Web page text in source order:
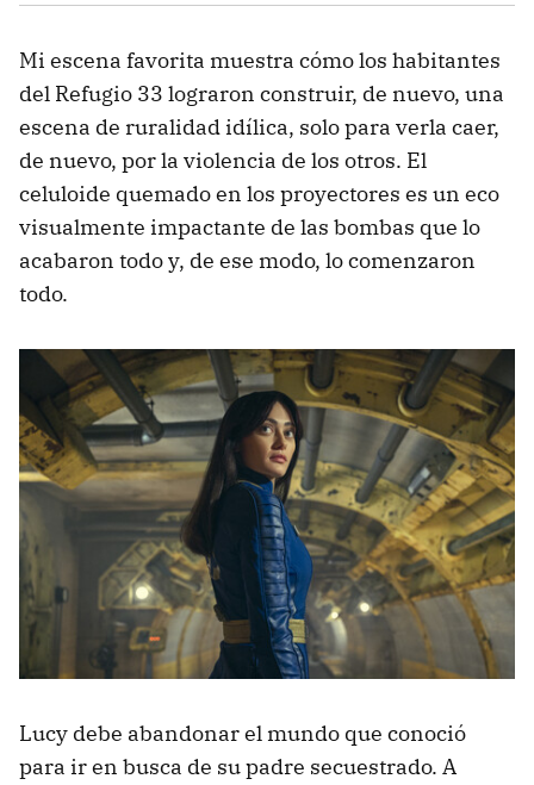
Mi escena favorita muestra cómo los habitantes
del Refugio 33 lograron construir, de nuevo, una
escena de ruralidad idílica, solo para verla caer,
de nuevo, por la violencia de los otros. El
celuloide quemado en los proyectores es un eco
visualmente impactante de las bombas que lo
acabaron todo y, de ese modo, lo comenzaron
todo.
Lucy debe abandonar el mundo que conoció
para ir en busca de su padre secuestrado. A